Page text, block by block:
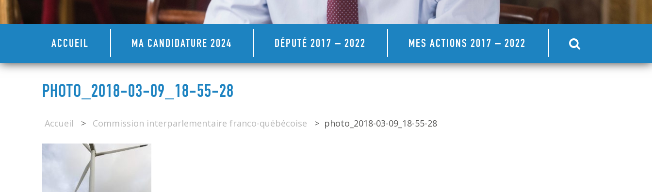
ACCUEIL MA CANDIDATURE 2024 DÉPUTÉ 2017 – 2022 MES ACTIONS 2017 – 2022
PHOTO_2018-03-09_18-55-28
Accueil > Commission interparlementaire franco-québécoise > photo_2018-03-09_18-55-28